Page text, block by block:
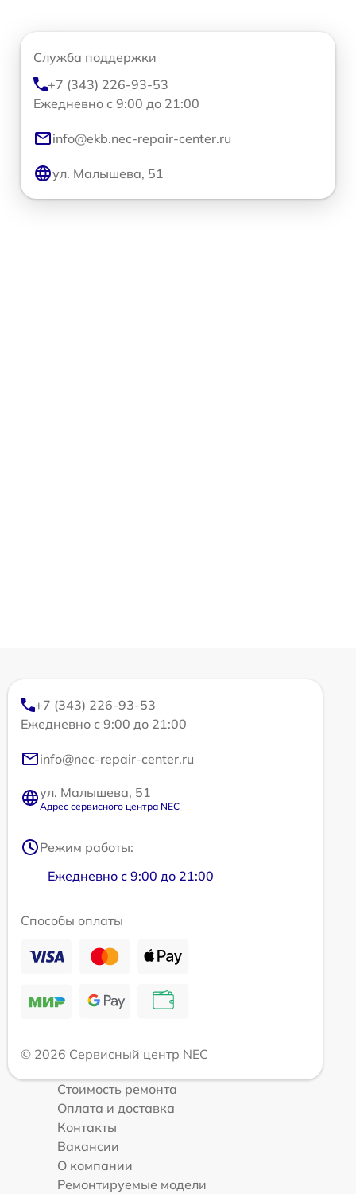
Служба поддержки
+7 (343) 226-93-53
Ежедневно с 9:00 до 21:00
info@ekb.nec-repair-center.ru
ул. Малышева, 51
+7 (343) 226-93-53
Ежедневно с 9:00 до 21:00
info@nec-repair-center.ru
ул. Малышева, 51
Адрес сервисного центра NEC
Режим работы:
Ежедневно с 9:00 до 21:00
Способы оплаты
© 2026 Сервисный центр NEC
Стоимость ремонта
Оплата и доставка
Контакты
Вакансии
О компании
Ремонтируемые модели